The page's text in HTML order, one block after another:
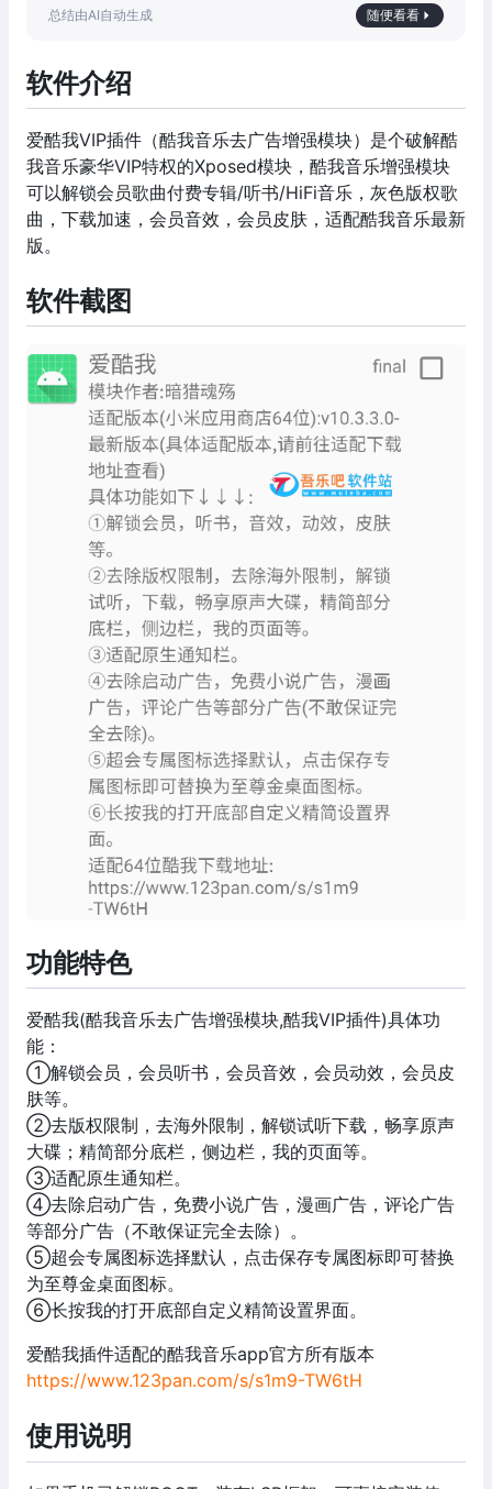
随便看看
软件介绍
爱酷我VIP插件（酷我音乐去广告增强模块）是个破解酷
我音乐豪华VIP特权的Xposed模块，酷我音乐增强模块
可以解锁会员歌曲付费专辑/听书/HiFi音乐，灰色版权歌
曲，下载加速，会员音效，会员皮肤，适配酷我音乐最新
版。
软件截图
功能特色
爱酷我(酷我音乐去广告增强模块,酷我VIP插件)具体功
能：
①解锁会员，会员听书，会员音效，会员动效，会员皮
肤等。
②去版权限制，去海外限制，解锁试听下载，畅享原声
大碟；精简部分底栏，侧边栏，我的页面等。
③适配原生通知栏。
④去除启动广告，免费小说广告，漫画广告，评论广告
等部分广告（不敢保证完全去除）。
⑤超会专属图标选择默认，点击保存专属图标即可替换
为至尊金桌面图标。
⑥长按我的打开底部自定义精简设置界面。
爱酷我插件适配的酷我音乐app官方所有版本
https://www.123pan.com/s/s1m9-TW6tH
使用说明